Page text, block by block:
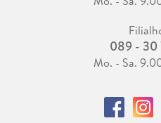
089 - 30
Mo. - Sa.